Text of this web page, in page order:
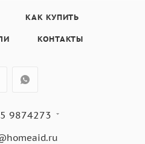
приготовления
КАК КУПИТЬ
КОНТАКТЫ
9874273